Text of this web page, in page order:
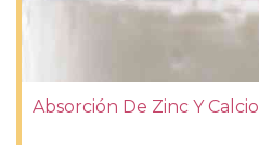
Absorción De Zinc Y Calcio